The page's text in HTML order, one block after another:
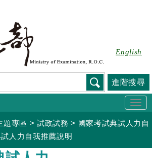
English
進階搜尋
題專區 >試政試務 > 國家考試典試人力自
人力自我推薦說明